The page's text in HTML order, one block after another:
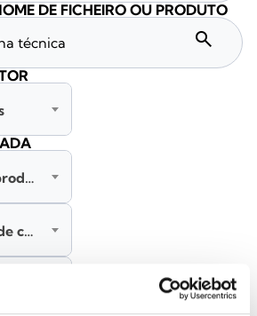
DE FICHEIRO OU PRODUTO
search
Categorias de produtos
Tipos de meios de comunicação